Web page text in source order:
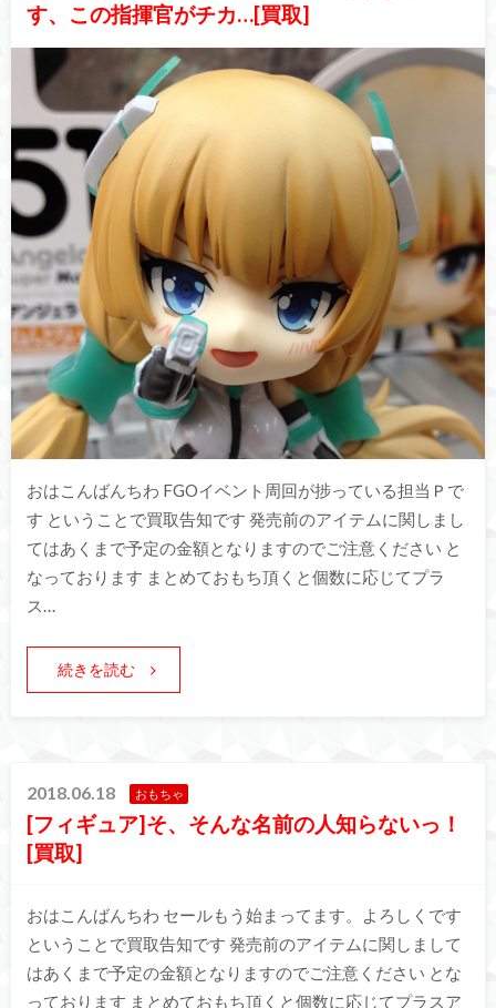
す、この指揮官がチカ…[買取]
おはこんばんちわ FGOイベント周回が捗っている担当Ｐで
す ということで買取告知です 発売前のアイテムに関しまし
てはあくまで予定の金額となりますのでご注意ください と
なっております まとめておもち頂くと個数に応じてプラ
ス…
続きを読む
2018.06.18 おもちゃ
[フィギュア]そ、そんな名前の人知らないっ！
[買取]
おはこんばんちわ セールもう始まってます。よろしくです
ということで買取告知です 発売前のアイテムに関しまして
はあくまで予定の金額となりますのでご注意ください とな
っております まとめておもち頂くと個数に応じてプラスア